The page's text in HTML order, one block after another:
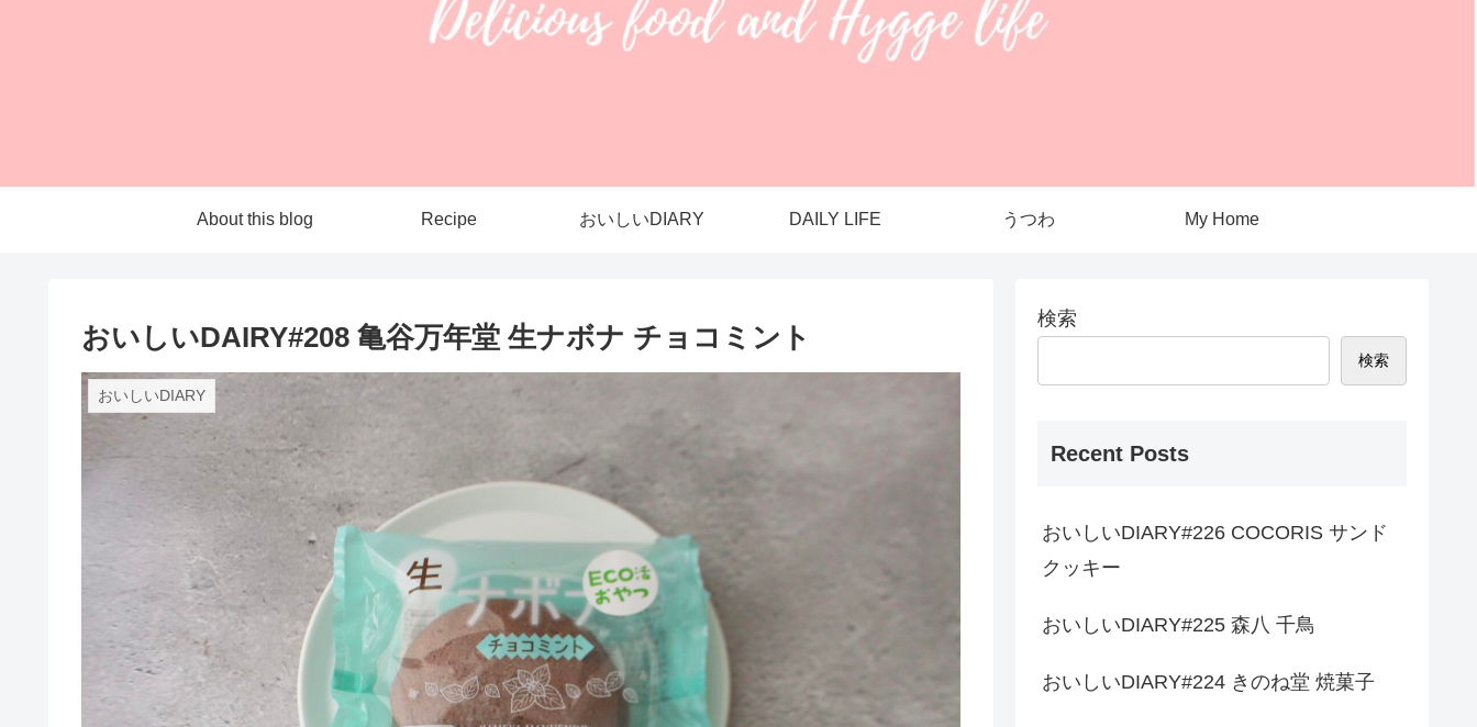
About this blog Recipe おいしいDIARY DAILY LIFE うつわ My Home
おいしいDAIRY#208 亀谷万年堂 生ナボナ チョコミント
おいしいDIARY
検索
検索
Recent Posts
おいしいDIARY#226 COCORIS サンド
クッキー
おいしいDIARY#225 森八 千鳥
おいしいDIARY#224 きのね堂 焼菓子